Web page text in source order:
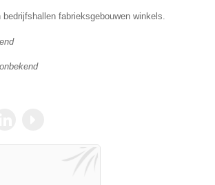
fabrieksgebouwen winkels.